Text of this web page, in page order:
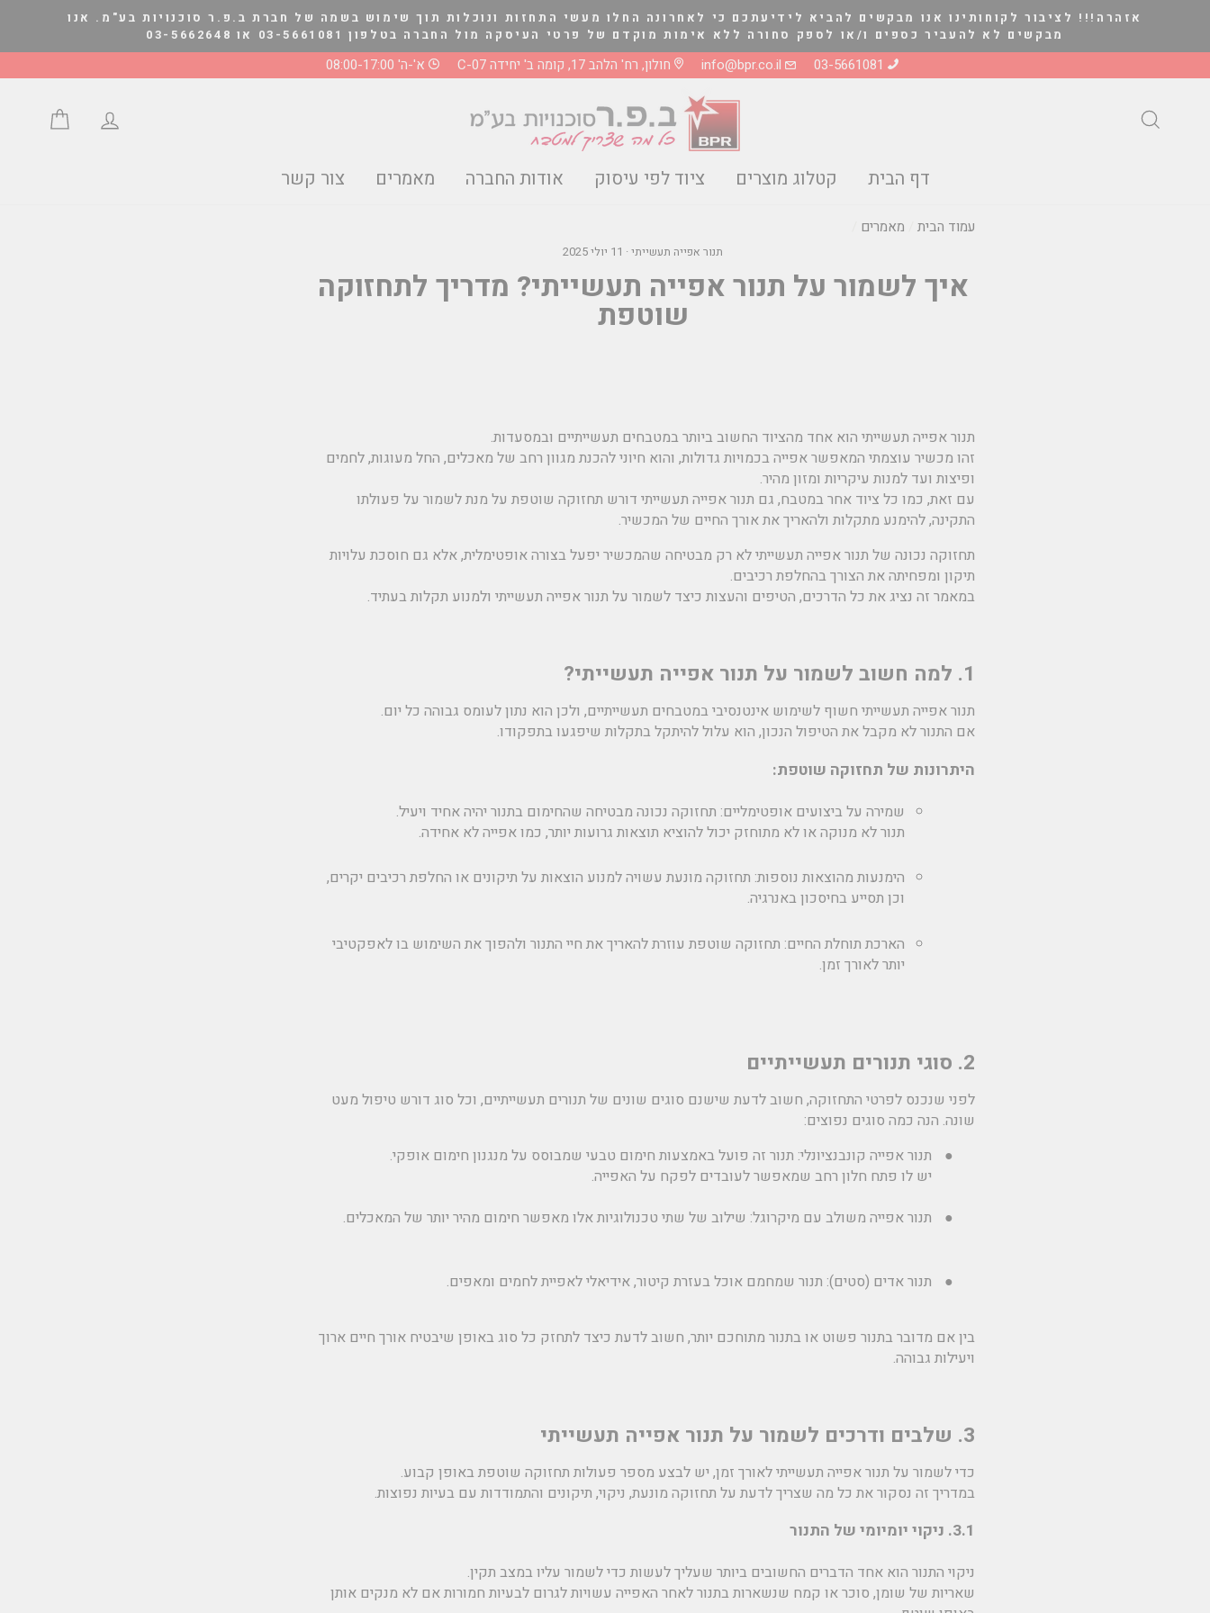
אזהרה!!! לציבור לקוחותינו אנו מבקשים להביא לידיעתכם כי לאחרונה החלו מעשי התחזות ונוכלות תוך שימוש בשמה של חברת ב.פ.ר סוכנויות בע"מ. אנו
מבקשים לא להעביר כספים ו/או לספק סחורה ללא אימות מוקדם של פרטי העיסקה מול החברה בטלפון 03-5661081 או 03-5662648
03-5661081
info@bpr.co.il חולון, רח' הלהב 17, קומה ב' יחידה C-07 א'-ה' 08:00-17:00
התחבר/י
דף הבית קטלוג מוצרים ציוד לפי עיסוק אודות החברה מאמרים צור קשר
עמוד הבית מאמרים
תנור אפייה תעשייתי· 11 יולי 2025
איך לשמור על תנור אפייה תעשייתי? מדריך לתחזוקה
שוטפת
תנור אפייה תעשייתי הוא אחד מהציוד החשוב ביותר במטבחים תעשייתיים ובמסעדות.
זהו מכשיר עוצמתי המאפשר אפייה בכמויות גדולות, והוא חיוני להכנת מגוון רחב של מאכלים, החל מעוגות, לחמים
ופיצות ועד למנות עיקריות ומזון מהיר.
עם זאת, כמו כל ציוד אחר במטבח, גם תנור אפייה תעשייתי דורש תחזוקה שוטפת על מנת לשמור על פעולתו
התקינה, להימנע מתקלות ולהאריך את אורך החיים של המכשיר.
תחזוקה נכונה של תנור אפייה תעשייתי לא רק מבטיחה שהמכשיר יפעל בצורה אופטימלית, אלא גם חוסכת עלויות
תיקון ומפחיתה את הצורך בהחלפת רכיבים.
במאמר זה נציג את כל הדרכים, הטיפים והעצות כיצד לשמור על תנור אפייה תעשייתי ולמנוע תקלות בעתיד.
1. למה חשוב לשמור על תנור אפייה תעשייתי?
תנור אפייה תעשייתי חשוף לשימוש אינטנסיבי במטבחים תעשייתיים, ולכן הוא נתון לעומס גבוהה כל יום.
אם התנור לא מקבל את הטיפול הנכון, הוא עלול להיתקל בתקלות שיפגעו בתפקודו.
היתרונות של תחזוקה שוטפת:
שמירה על ביצועים אופטימליים: תחזוקה נכונה מבטיחה שהחימום בתנור יהיה אחיד ויעיל.
תנור לא מנוקה או לא מתוחזק יכול להוציא תוצאות גרועות יותר, כמו אפייה לא אחידה.
הימנעות מהוצאות נוספות: תחזוקה מונעת עשויה למנוע הוצאות על תיקונים או החלפת רכיבים יקרים,
וכן תסייע בחיסכון באנרגיה.
הארכת תוחלת החיים: תחזוקה שוטפת עוזרת להאריך את חיי התנור ולהפוך את השימוש בו לאפקטיבי
יותר לאורך זמן.
2. סוגי תנורים תעשייתיים
לפני שנכנס לפרטי התחזוקה, חשוב לדעת שישנם סוגים שונים של תנורים תעשייתיים, וכל סוג דורש טיפול מעט
שונה. הנה כמה סוגים נפוצים:
●
תנור אפייה קונבנציונלי: תנור זה פועל באמצעות חימום טבעי שמבוסס על מנגנון חימום אופקי.
יש לו פתח חלון רחב שמאפשר לעובדים לפקח על האפייה.
●
תנור אפייה משולב עם מיקרוגל: שילוב של שתי טכנולוגיות אלו מאפשר חימום מהיר יותר של המאכלים.
● תנור אדים (סטים): תנור שמחמם אוכל בעזרת קיטור, אידיאלי לאפיית לחמים ומאפים.
בין אם מדובר בתנור פשוט או בתנור מתוחכם יותר, חשוב לדעת כיצד לתחזק כל סוג באופן שיבטיח אורך חיים ארוך
ויעילות גבוהה.
3. שלבים ודרכים לשמור על תנור אפייה תעשייתי
כדי לשמור על תנור אפייה תעשייתי לאורך זמן, יש לבצע מספר פעולות תחזוקה שוטפת באופן קבוע.
במדריך זה נסקור את כל מה שצריך לדעת על תחזוקה מונעת, ניקוי, תיקונים והתמודדות עם בעיות נפוצות.
3.1. ניקוי יומיומי של התנור
ניקוי התנור הוא אחד הדברים החשובים ביותר שעליך לעשות כדי לשמור עליו במצב תקין.
שאריות של שומן, סוכר או קמח שנשארות בתנור לאחר האפייה עשויות לגרום לבעיות חמורות אם לא מנקים אותן